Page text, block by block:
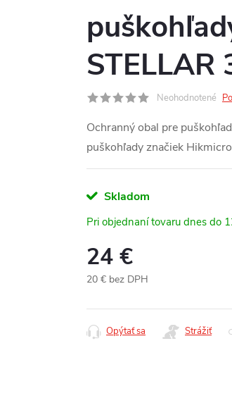
STELLAR
Neohodnotené
Ochranný obal pre
puškohľady značiek
Skladom
Pri objednaní tovaru dnes do
24 €
20 € bez DPH
cena:
Opýtať sa Strážiť